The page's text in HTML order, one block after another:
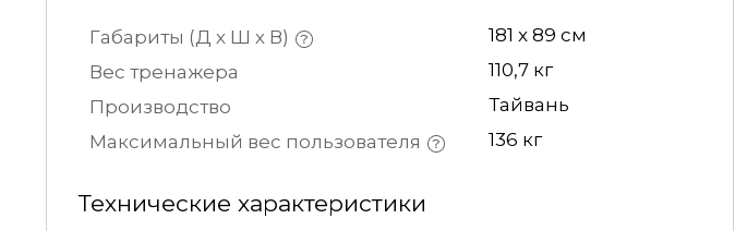
Габариты (Д х Ш х В)
181 x 89 см
Вес тренажера
110,7 кг
Производство
Тайвань
Максимальный вес пользователя
136 кг
Технические характеристики